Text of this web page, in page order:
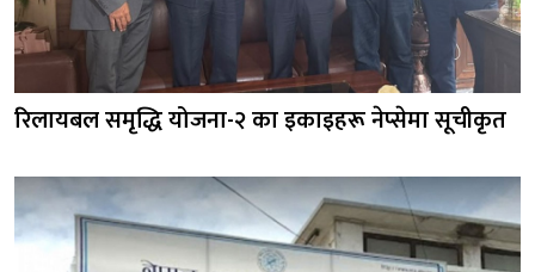
रिलायबल समृद्धि योजना-२ का इकाइहरू नेप्सेमा सूचीकृत